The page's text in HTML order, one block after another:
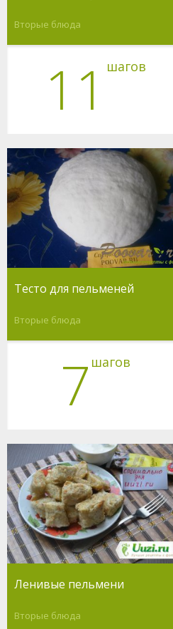
Вторые блюда
11 шагов
Тесто для пельменей
Вторые блюда
7 шагов
Ленивые пельмени
Вторые блюда